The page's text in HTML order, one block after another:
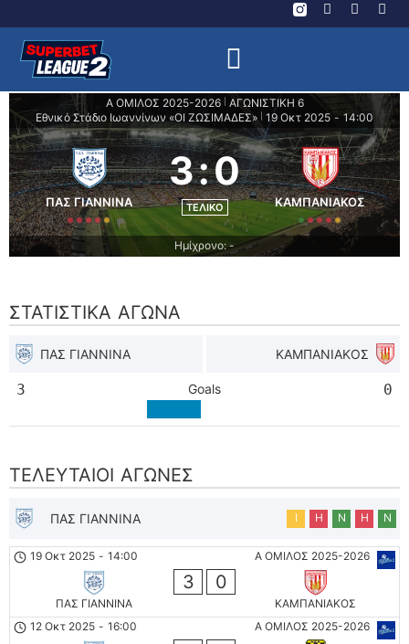
Α ΟΜΙΛΟΣ 2025-2026
ΑΓΩΝΙΣΤΙΚΗ 6
Εθνικό Στάδιο Ιωαννίνων «ΟΙ ΖΩΣΙΜΑΔΕΣ» 19 Οκτ 2025 - 14:00
ΠΑΣ ΓΙΑΝΝΙΝΑ
3:0
ΤΕΛΙΚΌ ΚΑΜΠΑΝΙΑΚΟΣ
Ημίχρονο: -
ΣΤΑΤΙΣΤΙΚΆ ΑΓΏΝΑ
ΠΑΣ ΓΙΑΝΝΙΝΑ ΚΑΜΠΑΝΙΑΚΟΣ
3 Goals 0
ΤΕΛΕΥΤΑΊΟΙ ΑΓΏΝΕΣ
ΠΑΣ ΓΙΑΝΝΙΝΑ Ι Η Ν Η Ν
Α ΟΜΙΛΟΣ 2025-2026
19 Οκτ 2025 - 14:00
ΠΑΣ ΓΙΑΝΝΙΝΑ
3 0
ΚΑΜΠΑΝΙΑΚΟΣ
Α ΟΜΙΛΟΣ 2025-2026
12 Οκτ 2025 - 16:00